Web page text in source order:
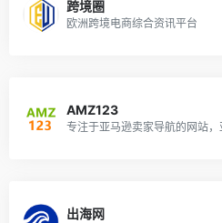
跨境圈
欧洲跨境电商综合资讯平台
AMZ123
专注于亚马逊卖家导航的网站
出海网